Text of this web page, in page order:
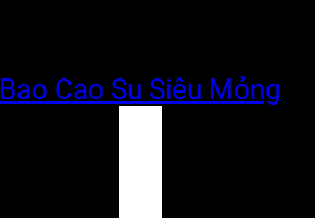
Bao Cao Su Siêu Mỏng